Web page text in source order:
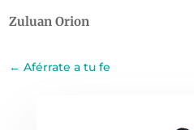
Zuluan Orion
←Aférrate a tu fe